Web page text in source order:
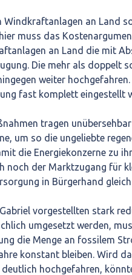
Windkraftanlagen an Land
muss das
an Land die mit
Die mehr als doppelt
weiter
fast komplett eingestellt
tragen
um so die ungeliebte
die Energiekonzerne zu
noch der Marktzugang für
in Bürgerhand
vorgestellten stark
umgesetzt werden,
die Menge an fossilem
konstant bleiben. Wird
hochgefahren,